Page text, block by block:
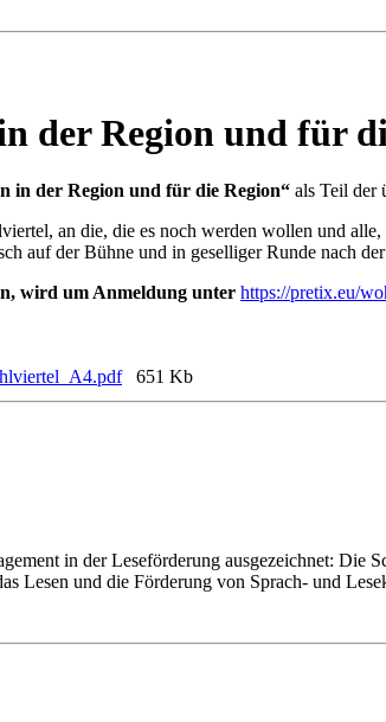
der Region und für
in der Region und für die Region“ als Teil der
an die, die es noch werden wollen und
auf der Bühne und in geselliger Runde nach
wird um Anmeldung unter https://pretix.eu/
651 Kb
in der Leseförderung ausgezeichnet: Die
Lesen und die Förderung von Sprach- und